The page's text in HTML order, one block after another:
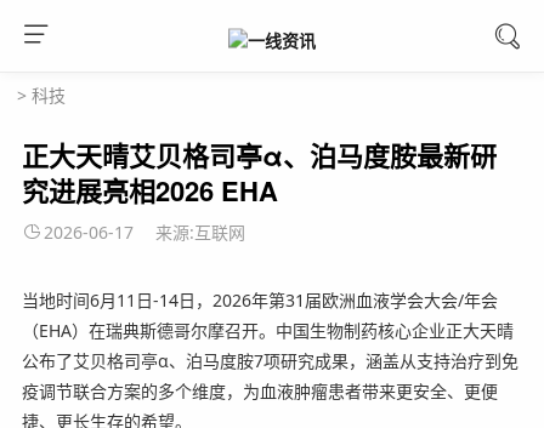
> 科技
正大天晴艾贝格司亭α、泊马度胺最新研
究进展亮相2026 EHA
2026-06-17 来源:互联网
当地时间6月11日-14日，2026年第31届欧洲血液学会大会/年会
（EHA）在瑞典斯德哥尔摩召开。中国生物制药核心企业正大天晴
公布了艾贝格司亭α、泊马度胺7项研究成果，涵盖从支持治疗到免
疫调节联合方案的多个维度，为血液肿瘤患者带来更安全、更便
捷、更长生存的希望。